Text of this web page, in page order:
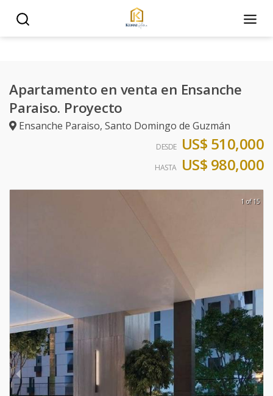
Apartamento en venta en Ensanche
Paraiso. Proyecto
Ensanche Paraiso, Santo Domingo de Guzmán
DESDE US$ 510,000
HASTA US$ 980,000
1 of 15